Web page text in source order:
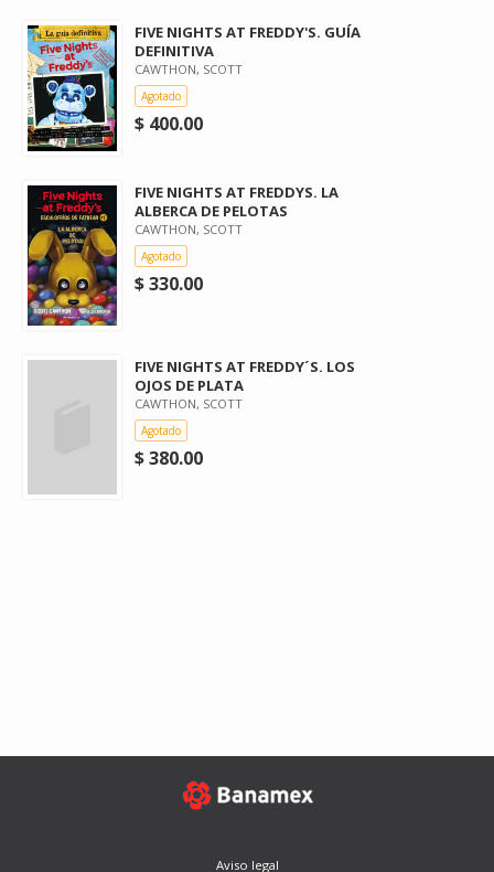
FIVE NIGHTS AT FREDDY'S. GUÍA
DEFINITIVA
CAWTHON, SCOTT
Agotado
$ 400.00
FIVE NIGHTS AT FREDDYS. LA
ALBERCA DE PELOTAS
CAWTHON, SCOTT
Agotado
$ 330.00
FIVE NIGHTS AT FREDDY´S. LOS
OJOS DE PLATA
CAWTHON, SCOTT
Agotado
$ 380.00
Aviso legal